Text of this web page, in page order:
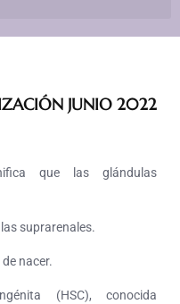
JUNIO 2022
que las glándulas
suprarenales.
nacer.
(HSC), conocida